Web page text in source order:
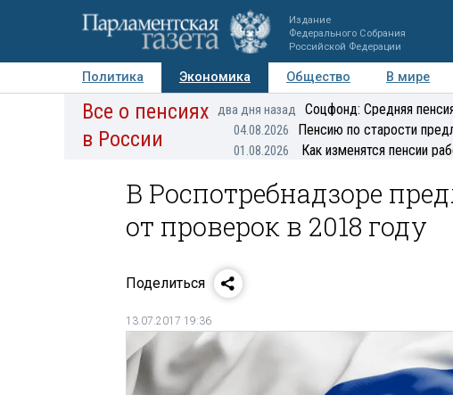
Издание
Федерального Собрания
Российской Федерации
Политика Экономика Общество В мире
Авторы Персоны Мнения Регионы
Все о пенсиях
в России
два дня назад Соцфонд: Средняя
04.08.2026 Пенсию по старости
01.08.2026 Как изменятся пенсии
В Роспотребнадзоре
от проверок в 2018 году
Поделиться
13.07.2017 19:36